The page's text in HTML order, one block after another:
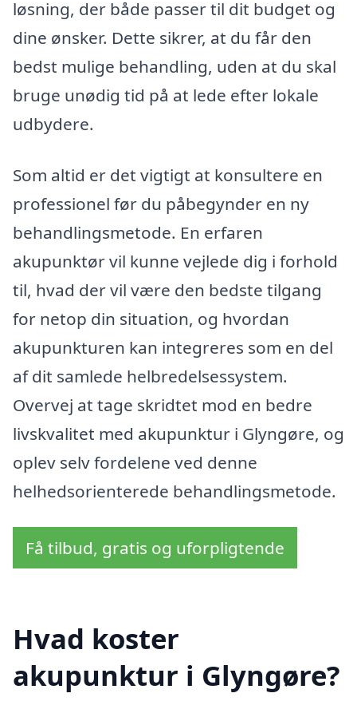
løsning, der både passer til dit budget og
dine ønsker. Dette sikrer, at du får den
bedst mulige behandling, uden at du skal
bruge unødig tid på at lede efter lokale
udbydere.
Som altid er det vigtigt at konsultere en
professionel før du påbegynder en ny
behandlingsmetode. En erfaren
akupunktør vil kunne vejlede dig i forhold
til, hvad der vil være den bedste tilgang
for netop din situation, og hvordan
akupunkturen kan integreres som en del
af dit samlede helbredelsessystem.
Overvej at tage skridtet mod en bedre
livskvalitet med akupunktur i Glyngøre, og
oplev selv fordelene ved denne
helhedsorienterede behandlingsmetode.
Få tilbud, gratis og uforpligtende
Hvad koster
akupunktur i Glyngøre?